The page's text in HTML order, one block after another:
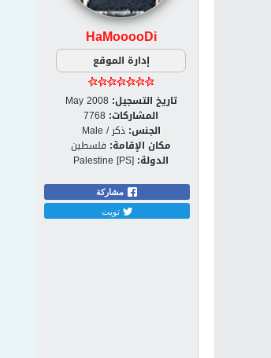
HaMooooDi
إدارة الموقع
تاريخ التسجيل: May 2008
المشاركات: 7768
الجنس: ذكر / Male
مكان الإقامة: فلسطين
الدولة: Palestine [PS]
مشاركة
تويت